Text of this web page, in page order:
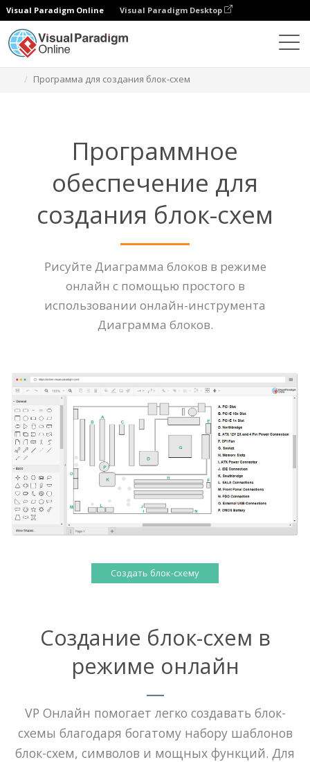
Visual Paradigm Online Visual Paradigm Desktop
Программа для создания блок-схем
Программное
обеспечение для
создания блок-схем
Рисуйте Диаграмма блоков в режиме
онлайн с помощью простого в
использовании онлайн-инструмента
Диаграмма блоков.
Создать блок-схему
Создание блок-схем в
режиме онлайн
VP Онлайн помогает легко создавать блок-
схемы благодаря богатому набору шаблонов
блок-схем, символов и мощных функций. Для